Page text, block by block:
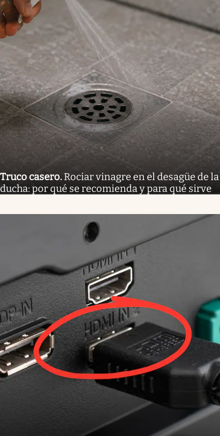
Truco casero. Rociar vinagre en el desagüe de la
ducha: por qué se recomienda y para qué sirve